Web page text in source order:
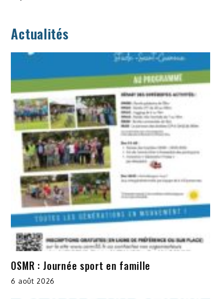
Actualités
OSMR : Journée sport en famille
6 août 2026